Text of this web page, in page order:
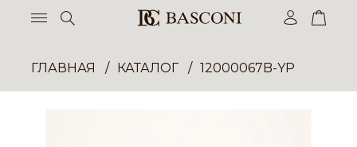
ГЛАВНАЯ КАТАЛОГ 12000067B-YP